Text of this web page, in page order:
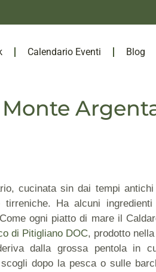
Calendario Eventi Blog
cucinata sin dai tempi
Ha alcuni
ogni piatto di mare il
di Pitigliano DOC, prodotto
dalla grossa pentola in
dopo la pesca o sulle